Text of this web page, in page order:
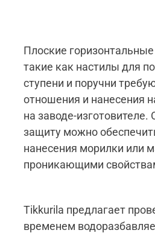
Плоские
такие как настилы для
ступени и поручни
отношения и нанесения
на заводе-
защиту можно
нанесения морилки или
проникающими
Tikkurila предлагает
временем